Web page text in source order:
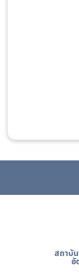
สถาบั
อั